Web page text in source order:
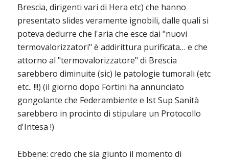
Brescia, dirigenti vari di Hera etc) che hanno
presentato slides veramente ignobili, dalle quali si
poteva dedurre che l'aria che esce dai "nuovi
termovalorizzatori" è addirittura purificata… e che
attorno al "termovalorizzatore" di Brescia
sarebbero diminuite (sic) le patologie tumorali (etc
etc.. !!!) (il giorno dopo Fortini ha annunciato
gongolante che Federambiente e Ist Sup Sanità
sarebbero in procinto di stipulare un Protocollo
d'Intesa !)
Ebbene: credo che sia giunto il momento di